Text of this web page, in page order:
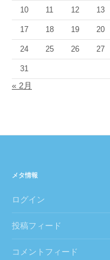
10 11 12 13
17 18 19 20
24 25 26 27
31
« 2月
メタ情報
ログイン
投稿フィード
コメントフィード